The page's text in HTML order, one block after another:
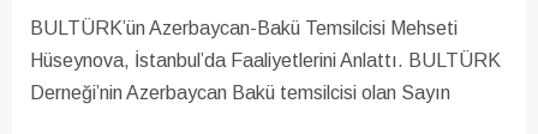
BULTÜRK’ün Azerbaycan-Bakü Temsilcisi Mehseti
Hüseynova, İstanbul’da Faaliyetlerini Anlattı. BULTÜRK
Derneği’nin Azerbaycan Bakü temsilcisi olan Sayın